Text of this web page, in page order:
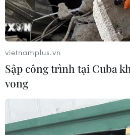
vietnamplus.vn
Sập công trình tại Cuba
vong